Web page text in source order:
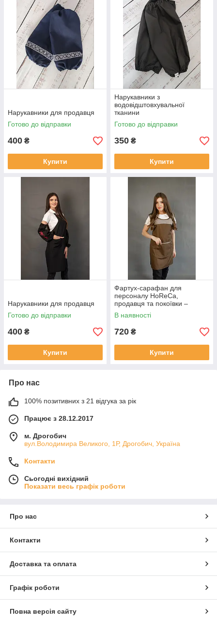
Нарукавники для продавця
Готово до відправки
400 ₴
Купити
Нарукавники з
водовідштовхувальної
тканини
Готово до відправки
350 ₴
Купити
Нарукавники для продавця
Готово до відправки
400 ₴
Купити
Фартух-сарафан для
персоналу HoReCa,
продавця та покоївки –
робоча жіноча уніформа
В наявності
720 ₴
Купити
Про нас
100% позитивних з 21 відгука за рік
Працює з 28.12.2017
м. Дрогобич
вул.Володимира Великого, 1Р, Дрогобич, Україна
Контакти
Сьогодні вихідний
Показати весь графік роботи
Про нас
Контакти
Доставка та оплата
Графік роботи
Повна версія сайту